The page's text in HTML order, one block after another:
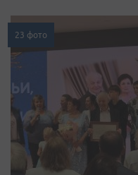
23 фото